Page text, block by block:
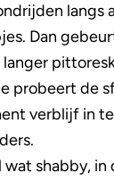
langs
Dan
probeert de
verblijf in
shabby, in